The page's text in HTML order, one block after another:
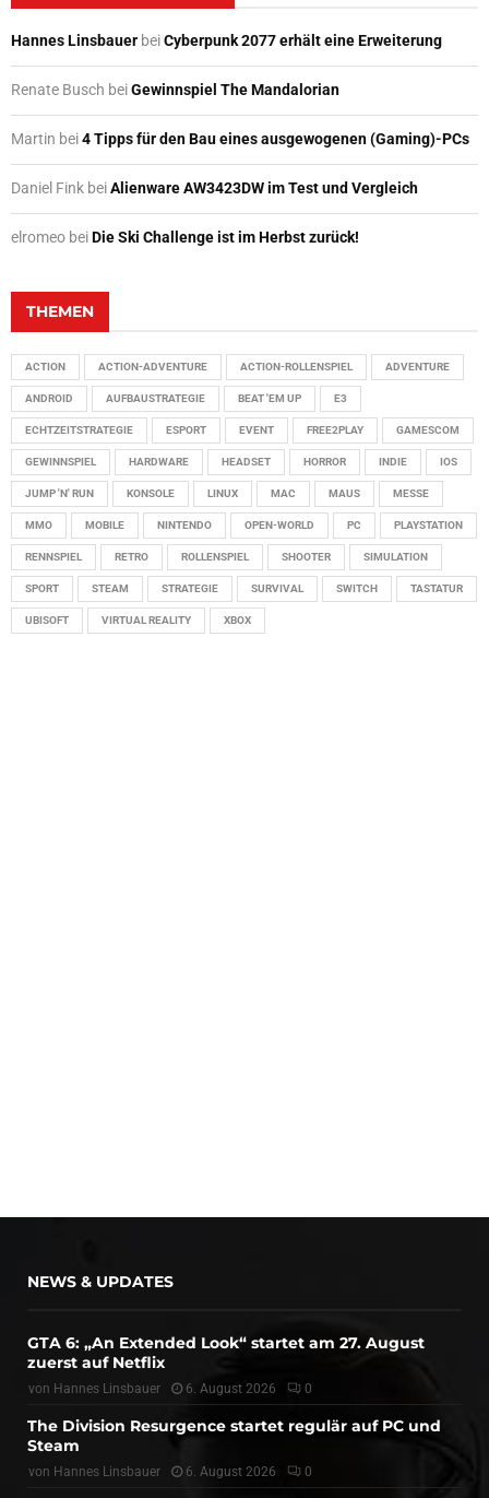
Hannes Linsbauer beiCyberpunk 2077 erhält eine Erweiterung
Renate Busch beiGewinnspiel The Mandalorian
Martin bei4 Tipps für den Bau eines ausgewogenen (Gaming)-PCs
Daniel Fink beiAlienware AW3423DW im Test und Vergleich
elromeo beiDie Ski Challenge ist im Herbst zurück!
THEMEN
ACTION ACTION-ADVENTURE ACTION-ROLLENSPIEL ADVENTURE
ANDROID AUFBAUSTRATEGIE BEAT 'EM UP E3
ECHTZEITSTRATEGIE ESPORT EVENT FREE2PLAY GAMESCOM
GEWINNSPIEL HARDWARE HEADSET HORROR INDIE IOS
JUMP 'N' RUN KONSOLE LINUX MAC MAUS MESSE
MMO MOBILE NINTENDO OPEN-WORLD PC PLAYSTATION
RENNSPIEL RETRO ROLLENSPIEL SHOOTER SIMULATION
SPORT STEAM STRATEGIE SURVIVAL SWITCH TASTATUR
UBISOFT VIRTUAL REALITY XBOX
NEWS & UPDATES
GTA 6: „An Extended Look“ startet am 27. August
zuerst auf Netflix
von Hannes Linsbauer 6. August 2026 0
The Division Resurgence startet regulär auf PC und
Steam
von Hannes Linsbauer 6. August 2026 0